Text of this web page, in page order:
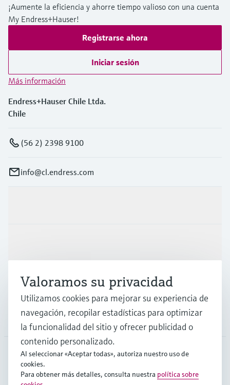
¡Aumente la eficiencia y ahorre tiempo valioso con una cuenta
My Endress+Hauser!
Registrarse ahora
Iniciar sesión
Más información
Endress+Hauser Chile Ltda.
Chile
(56 2) 2398 9100
info@cl.endress.com
Soporte
Compañía
CHL
Valoramos su privacidad
Utilizamos cookies para mejorar su experiencia de
navegación, recopilar estadísticas para optimizar
la funcionalidad del sitio y ofrecer publicidad o
contenido personalizado.
Al seleccionar «Aceptar todas», autoriza nuestro uso de
cookies.
Para obtener más detalles, consulta nuestra política sobre